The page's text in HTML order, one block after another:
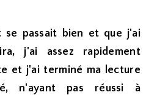
se passait bien et que j'ai
j'ai assez rapidement
et j'ai terminé ma lecture
n'ayant pas réussi à